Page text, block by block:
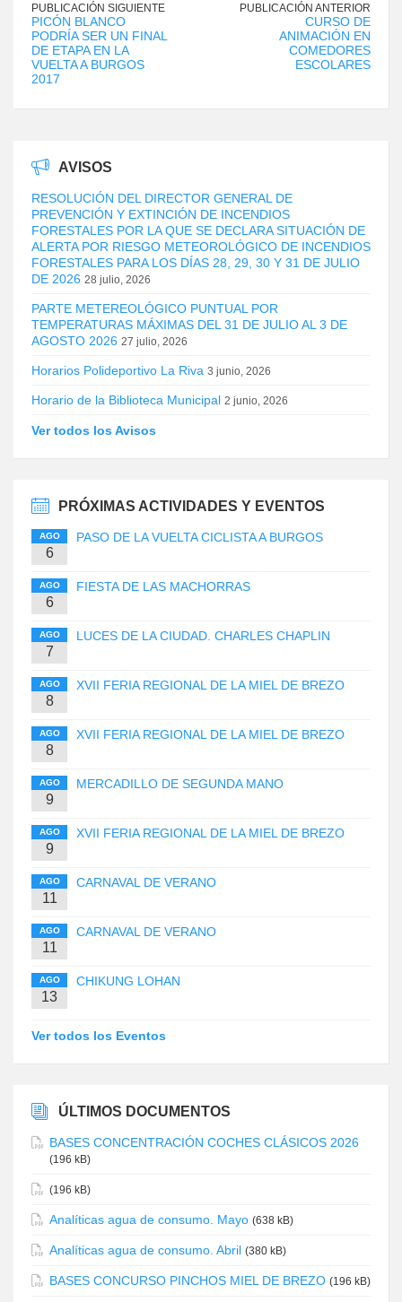
PUBLICACIÓN SIGUIENTE
PICÓN BLANCO
PODRÍA SER UN FINAL
DE ETAPA EN LA
VUELTA A BURGOS
2017
PUBLICACIÓN ANTERIOR
CURSO DE
ANIMACIÓN EN
COMEDORES
ESCOLARES
AVISOS
RESOLUCIÓN DEL DIRECTOR GENERAL DE
PREVENCIÓN Y EXTINCIÓN DE INCENDIOS
FORESTALES POR LA QUE SE DECLARA SITUACIÓN DE
ALERTA POR RIESGO METEOROLÓGICO DE INCENDIOS
FORESTALES PARA LOS DÍAS 28, 29, 30 Y 31 DE JULIO
DE 2026 28 julio, 2026
PARTE METEREOLÓGICO PUNTUAL POR
TEMPERATURAS MÁXIMAS DEL 31 DE JULIO AL 3 DE
AGOSTO 2026 27 julio, 2026
Horarios Polideportivo La Riva 3 junio, 2026
Horario de la Biblioteca Municipal 2 junio, 2026
Ver todos los Avisos
PRÓXIMAS ACTIVIDADES Y EVENTOS
AGO
6
PASO DE LA VUELTA CICLISTA A BURGOS
AGO
6
FIESTA DE LAS MACHORRAS
AGO
7
LUCES DE LA CIUDAD. CHARLES CHAPLIN
AGO
8
XVII FERIA REGIONAL DE LA MIEL DE BREZO
AGO
8
XVII FERIA REGIONAL DE LA MIEL DE BREZO
AGO
9
MERCADILLO DE SEGUNDA MANO
AGO
9
XVII FERIA REGIONAL DE LA MIEL DE BREZO
AGO
11
CARNAVAL DE VERANO
AGO
11
CARNAVAL DE VERANO
AGO
13
CHIKUNG LOHAN
Ver todos los Eventos
ÚLTIMOS DOCUMENTOS
BASES CONCENTRACIÓN COCHES CLÁSICOS 2026
(196 kB)
(196 kB)
Analíticas agua de consumo. Mayo (638 kB)
Analíticas agua de consumo. Abril (380 kB)
BASES CONCURSO PINCHOS MIEL DE BREZO (196 kB)